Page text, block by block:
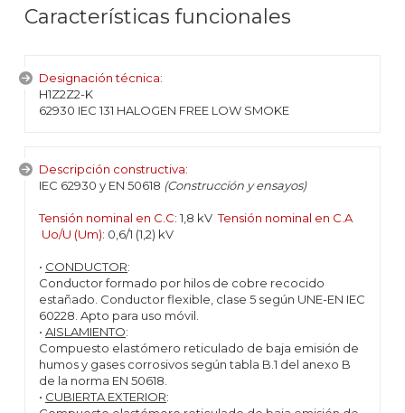
Características funcionales
Designación técnica:
H1Z2Z2-K
62930 IEC 131 HALOGEN FREE LOW SMOKE
Descripción constructiva:
IEC 62930 y EN 50618 (Construcción y ensayos)
Tensión nominal en C.C: 1,8 kVTensión nominal en C.A
Uo/U (Um): 0,6/1 (1,2) kV
• CONDUCTOR:
Conductor formado por hilos de cobre recocido
estañado. Conductor flexible, clase 5 según UNE-EN IEC
60228. Apto para uso móvil.
• AISLAMIENTO:
Compuesto elastómero reticulado de baja emisión de
humos y gases corrosivos según tabla B.1 del anexo B
de la norma EN 50618.
• CUBIERTA EXTERIOR: